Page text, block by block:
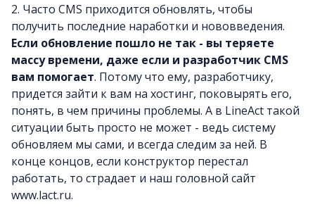
2. Часто CMS приходится обновлять, чтобы
получить последние наработки и нововведения.
Если обновление пошло не так - вы теряете
массу времени, даже если и разработчик CMS
вам помогает. Потому что ему, разработчику,
придется зайти к вам на хостинг, поковырять его,
понять, в чем причины проблемы. А в LineAct такой
ситуации быть просто не может - ведь систему
обновляем мы сами, и всегда следим за ней. В
конце концов, если конструктор перестал
работать, то страдает и наш головной сайт
www.lact.ru.